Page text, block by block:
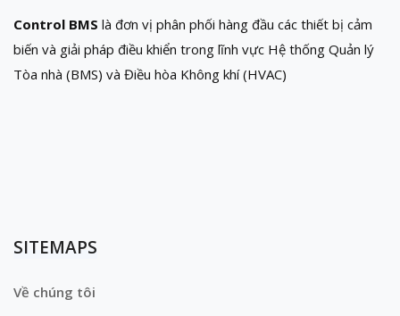
Control BMS là đơn vị phân phối hàng đầu các thiết bị cảm
biến và giải pháp điều khiển trong lĩnh vực Hệ thống Quản lý
Tòa nhà (BMS) và Điều hòa Không khí (HVAC)
SITEMAPS
Về chúng tôi